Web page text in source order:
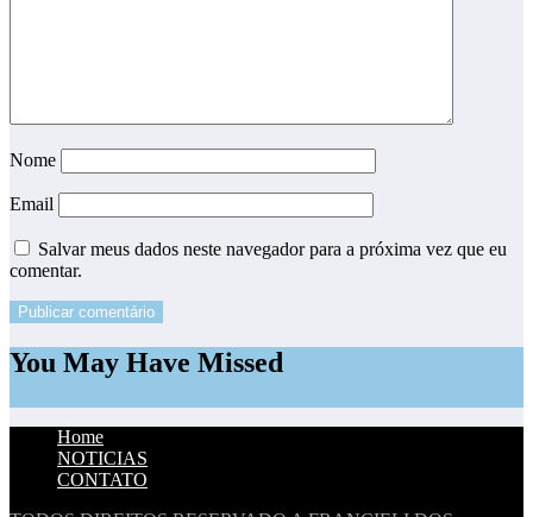
Nome
Email
Salvar meus dados neste navegador para a próxima vez que eu
comentar.
You May Have Missed
Home
NOTICIAS
CONTATO